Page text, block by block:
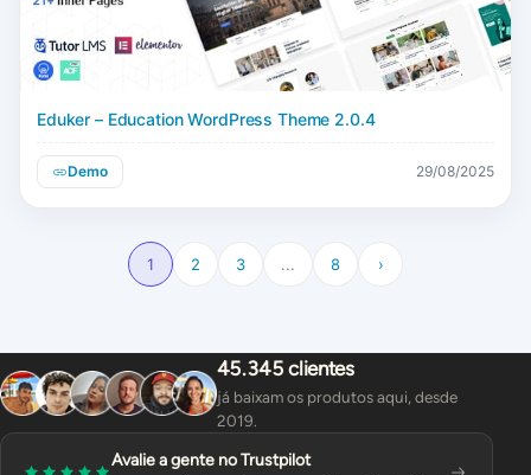
Eduker – Education WordPress Theme 2.0.4
Demo 29/08/2025
1 2 3 ... 8 ›
45.345 clientes
já baixam os produtos aqui, desde
2019.
Avalie a gente no Trustpilot